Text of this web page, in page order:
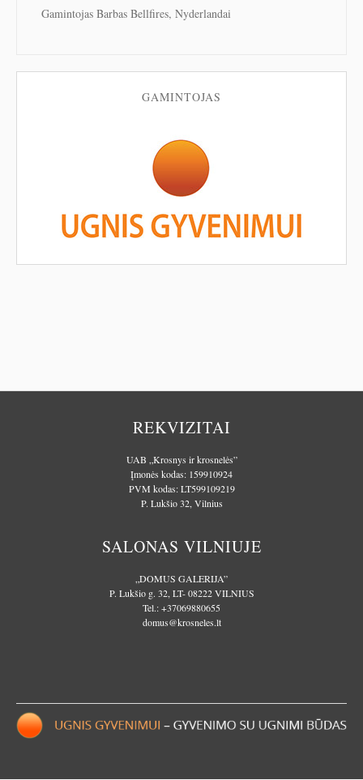
Gamintojas Barbas Bellfires, Nyderlandai
GAMINTOJAS
REKVIZITAI
UAB „Krosnys ir krosnelės”
Įmonės kodas: 159910924
PVM kodas: LT599109219
P. Lukšio 32, Vilnius
SALONAS VILNIUJE
„DOMUS GALERIJA”
P. Lukšio g. 32, LT- 08222 VILNIUS
Tel.:+37069880655
domus@krosneles.lt